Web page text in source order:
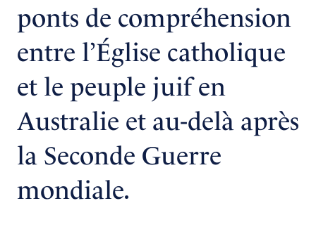
ponts de compréhension
entre l’Église catholique
et le peuple juif en
Australie et au-delà après
la Seconde Guerre
mondiale.